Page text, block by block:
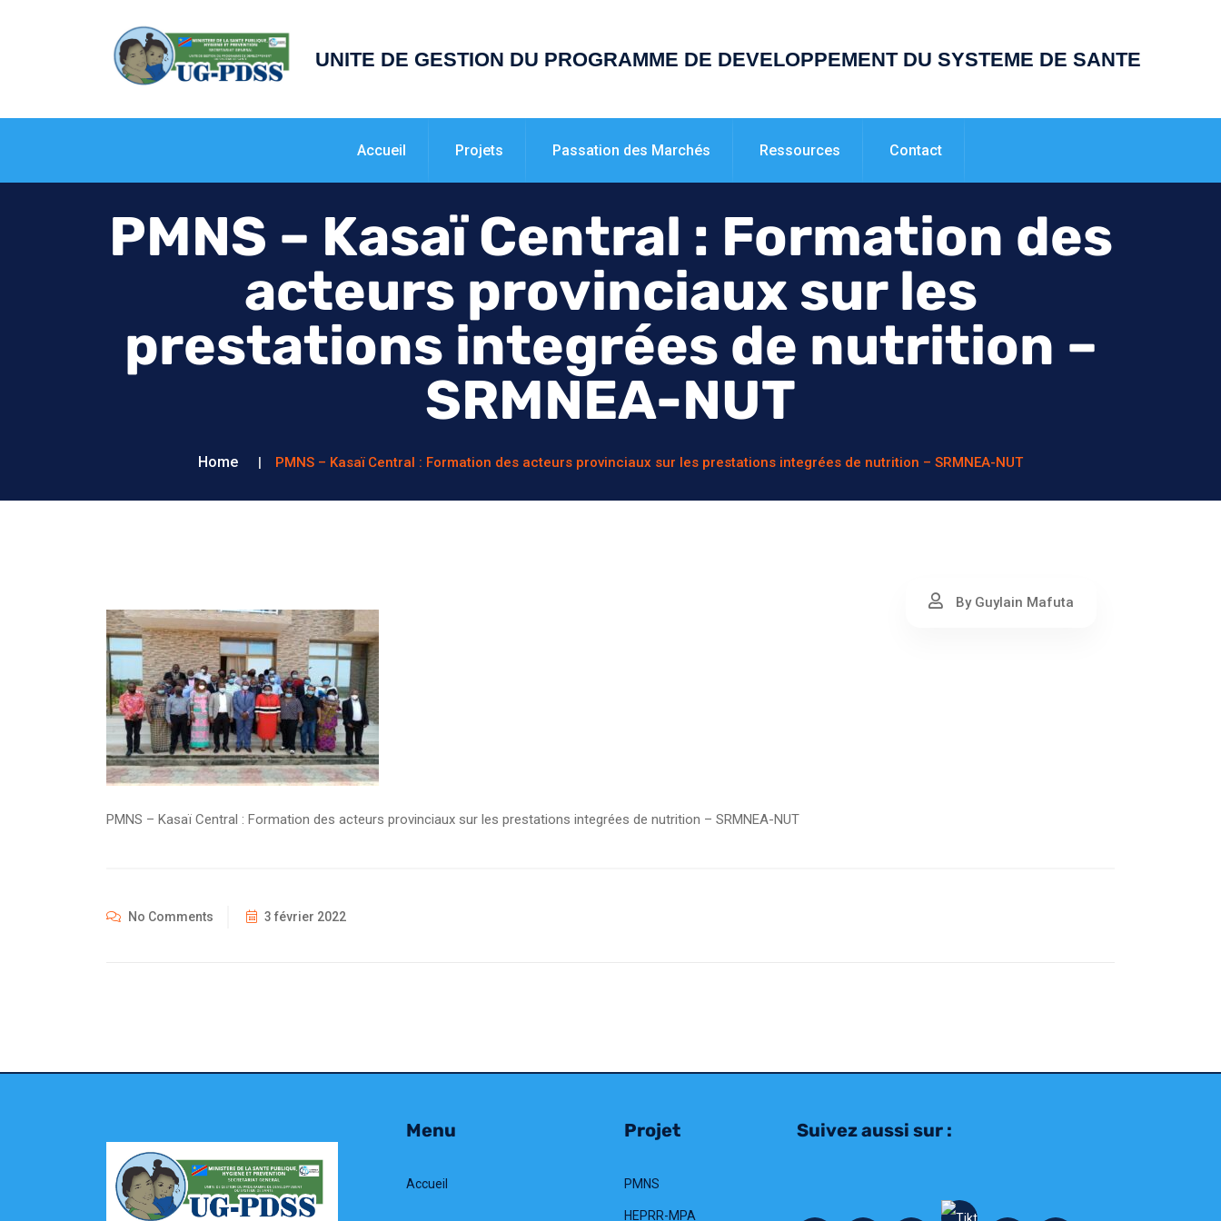
UNITE DE GESTION DU PROGRAMME DE DEVELOPPEMENT DU SYSTEME DE SANTE
Accueil Projets Passation des Marchés Ressources Contact
PMNS – Kasaï Central : Formation des
acteurs provinciaux sur les
prestations integrées de nutrition –
SRMNEA-NUT
Home PMNS – Kasaï Central : Formation des acteurs provinciaux sur les prestations integrées de nutrition – SRMNEA-NUT
By Guylain Mafuta
PMNS – Kasaï Central : Formation des acteurs provinciaux sur les prestations integrées de nutrition – SRMNEA-NUT
No Comments 3 février 2022
Menu
Accueil
Projet
PMNS
HEPRR-MPA
Suivez aussi sur :